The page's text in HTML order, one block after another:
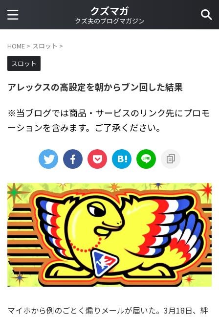
クズマガ
クズ夫のブログマガジン
HOME > スロット >
スロット
アレックスの高設定を朝からブン回した結果
※当ブログでは商品・サービスのリンク先にプロモ
ーションを含みます。ご了承ください。
マイホから例のごとく煽りメールが届いた。3月18日、絆